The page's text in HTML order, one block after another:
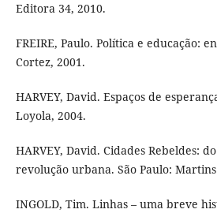
Editora 34, 2010.
FREIRE, Paulo. Política e educação:
Cortez, 2001.
HARVEY, David. Espaços de
Loyola, 2004.
HARVEY, David. Cidades Rebeldes:
revolução urbana. São Paulo: Martins
INGOLD, Tim. Linhas – uma breve